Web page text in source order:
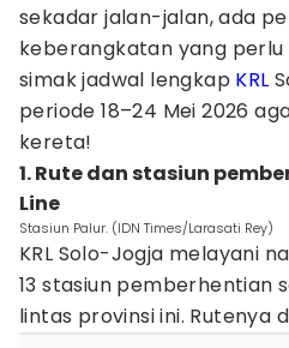
sekadar jalan-jalan, ada
keberangkatan yang perlu
simak jadwal lengkap KRL
periode 18–24 Mei 2026
kereta!
1. Rute dan stasiun
Line
Stasiun Palur. (IDN Times/Larasati Rey)
KRL Solo-Jogja melayani
13 stasiun pemberhentian
lintas provinsi ini. Rutenya